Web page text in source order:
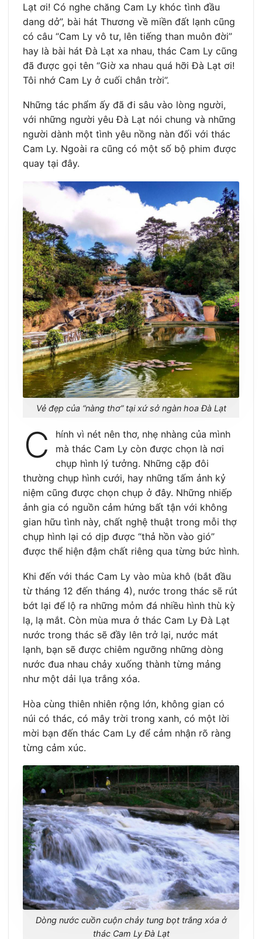
Lạt ơi! Có nghe chăng Cam Ly khóc tình đầu
dang dở”, bài hát Thương về miền đất lạnh cũng
có câu “Cam Ly vô tư, lên tiếng than muôn đời”
hay là bài hát Đà Lạt xa nhau, thác Cam Ly cũng
đã được gọi tên “Giờ xa nhau quá hỡi Đà Lạt ơi!
Tôi nhớ Cam Ly ở cuối chân trời”.
Những tác phẩm ấy đã đi sâu vào lòng người,
với những người yêu Đà Lạt nói chung và những
người dành một tình yêu nồng nàn đối với thác
Cam Ly. Ngoài ra cũng có một số bộ phim được
quay tại đây.
Vẻ đẹp của “nàng thơ” tại xứ sở ngàn hoa Đà Lạt
C
hính vì nét nên thơ, nhẹ nhàng của mình
mà thác Cam Ly còn được chọn là nơi
chụp hình lý tưởng. Những cặp đôi
thường chụp hình cưới, hay những tấm ảnh kỷ
niệm cũng được chọn chụp ở đây. Những nhiếp
ảnh gia có nguồn cảm hứng bất tận với không
gian hữu tình này, chất nghệ thuật trong mỗi thợ
chụp hình lại có dịp được “thả hồn vào gió”
được thể hiện đậm chất riêng qua từng bức hình.
Khi đến với thác Cam Ly vào mùa khô (bắt đầu
từ tháng 12 đến tháng 4), nước trong thác sẽ rút
bớt lại để lộ ra những mỏm đá nhiều hình thù kỳ
lạ, lạ mắt. Còn mùa mưa ở thác Cam Ly Đà Lạt
nước trong thác sẽ đầy lên trở lại, nước mát
lạnh, bạn sẽ được chiêm ngưỡng những dòng
nước đua nhau chảy xuống thành từng mảng
như một dải lụa trắng xóa.
Hòa cùng thiên nhiên rộng lớn, không gian có
núi có thác, có mây trời trong xanh, có một lời
mời bạn đến thác Cam Ly để cảm nhận rõ ràng
từng cảm xúc.
Dòng nước cuồn cuộn chảy tung bọt trắng xóa ở
thác Cam Ly Đà Lạt